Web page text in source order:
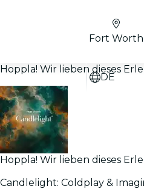
Fort Worth
DE
Hoppla! Wir lieben dieses
Hoppla! Wir lieben dieses
Candlelight: Coldplay &